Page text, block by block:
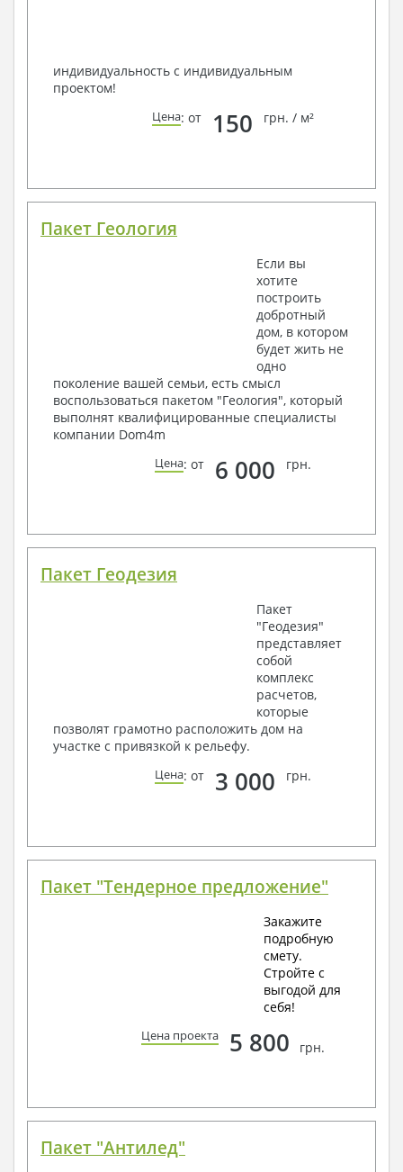
индивидуальность с индивидуальным
проектом!
Цена: от 150 грн. / м²
Пакет Геология
Если вы
хотите
построить
добротный
дом, в котором
будет жить не
одно
поколение вашей семьи, есть смысл
воспользоваться пакетом "Геология", который
выполнят квалифицированные специалисты
компании Dom4m
Цена: от 6 000 грн.
Пакет Геодезия
Пакет
"Геодезия"
представляет
собой
комплекс
расчетов,
которые
позволят грамотно расположить дом на
участке с привязкой к рельефу.
Цена: от 3 000 грн.
Пакет "Тендерное предложение"
Закажите
подробную
смету.
Стройте с
выгодой для
себя!
Цена проекта 5 800 грн.
Пакет "Антилед"